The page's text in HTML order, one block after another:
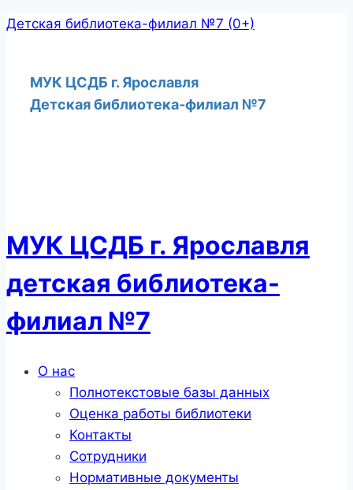
Перейти
Детская библиотека-филиал №7 (0+)
МУК ЦСДБ г. Ярославля
Детская библиотека-филиал №7
МУК ЦСДБ г. Ярославля
детская библиотека-
филиал №7
МенюО нас
Полнотекстовые базы данных
Оценка работы библиотеки
Контакты
Сотрудники
Нормативные документы